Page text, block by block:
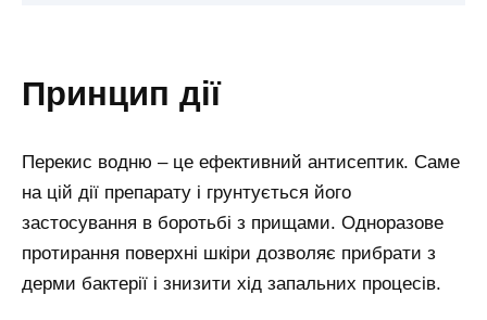
принцип дії
Перекис водню – це ефективний антисептик. Саме
на цій дії препарату і грунтується його
застосування в боротьбі з прищами. Одноразове
протирання поверхні шкіри дозволяє прибрати з
дерми бактерії і знизити хід запальних процесів.